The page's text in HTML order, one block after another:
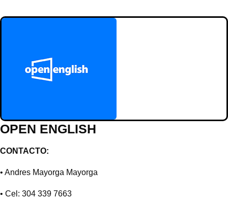
OPEN ENGLISH
CONTACTO:
• Andres Mayorga Mayorga
• Cel: 304 339 7663